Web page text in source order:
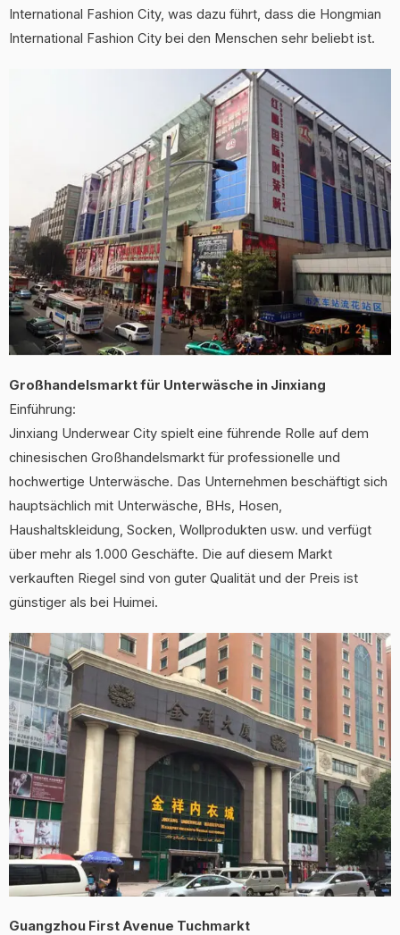
International Fashion City, was dazu führt, dass die Hongmian
International Fashion City bei den Menschen sehr beliebt ist.
Großhandelsmarkt für Unterwäsche in Jinxiang
Einführung:
Jinxiang Underwear City spielt eine führende Rolle auf dem
chinesischen Großhandelsmarkt für professionelle und
hochwertige Unterwäsche. Das Unternehmen beschäftigt sich
hauptsächlich mit Unterwäsche, BHs, Hosen,
Haushaltskleidung, Socken, Wollprodukten usw. und verfügt
über mehr als 1.000 Geschäfte. Die auf diesem Markt
verkauften Riegel sind von guter Qualität und der Preis ist
günstiger als bei Huimei.
Guangzhou First Avenue Tuchmarkt